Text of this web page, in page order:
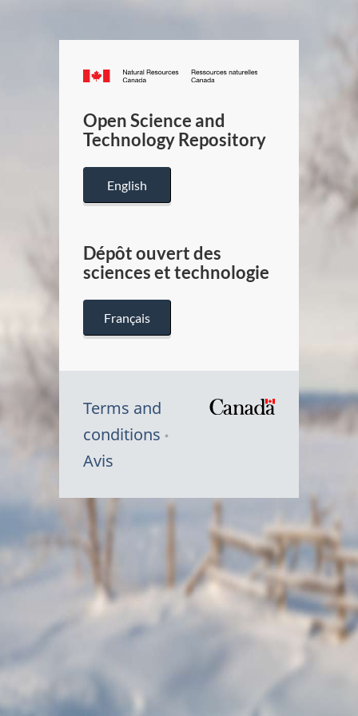
Canada.ca
/
Canada
Open Science and
Technology Repository
English
Dépôt ouvert des
sciences et technologie
Français
Terms and
conditions
Avis
Symbole
Canada